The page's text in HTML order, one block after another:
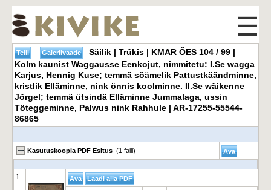
☰
Säilik | Trükis | KMAR ÕES 104 / 99 |
Kolm kaunist Waggausse Eenkojut, nimmitetu: I.Se wagga
Karjus, Hennig Kuse; temmä söämelik Pattustkäändminne,
kristlik Elläminne, nink önnis koolminne. II.Se wäikenne
Jörgel; temmä ütsindä Elläminne Jummalaga, ussin
Töteggeminne, Palwus nink Rahhule | AR-17255-55544-
86865
Kasutuskoopia PDF Esitus (1 faili)
1